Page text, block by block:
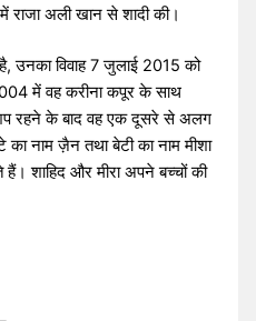
राजा अली खान से शादी की।
है, उनका विवाह 7 जुलाई 2015 को
में वह करीना कपूर के साथ
रहने के बाद वह एक दूसरे से अलग
नाम ज़ैन तथा बेटी का नाम मीशा
शाहिद और मीरा अपने बच्चों की